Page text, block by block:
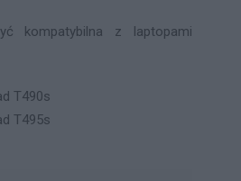
kompatybilna z laptopami
T490s
T495s